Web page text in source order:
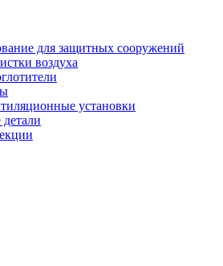
для защитных сооружений
воздуха
установки